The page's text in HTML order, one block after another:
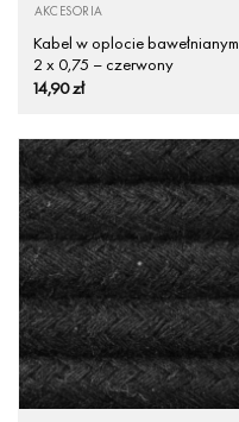
AKCESORIA
Kabel w oplocie bawełnianym
2 x 0,75 – czerwony
14,90zł